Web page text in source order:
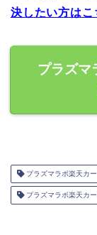
決したい方はこ
プラズマ
プラズマラボ楽天カ
プラズマラボ楽天カ